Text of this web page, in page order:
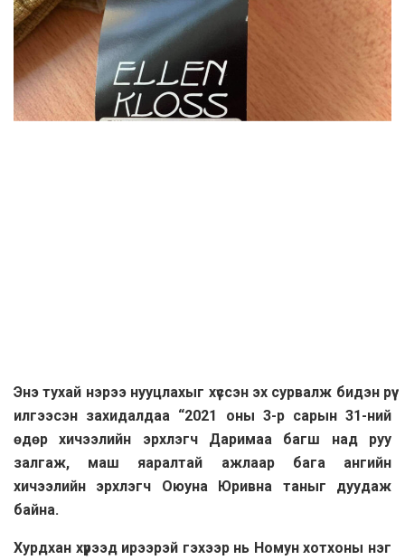
Энэ тухай нэрээ нууцлахыг хүссэн эх сурвалж бидэн рүү
илгээсэн захидалдаа “2021 оны 3-р сарын 31-ний
өдөр хичээлийн эрхлэгч Даримаа багш над руу
залгаж, маш яаралтай ажлаар бага ангийн
хичээлийн эрхлэгч Оюуна Юривна таныг дуудаж
байна.
Хурдхан хүрээд ирээрэй гэхээр нь Номун хотхоны нэг